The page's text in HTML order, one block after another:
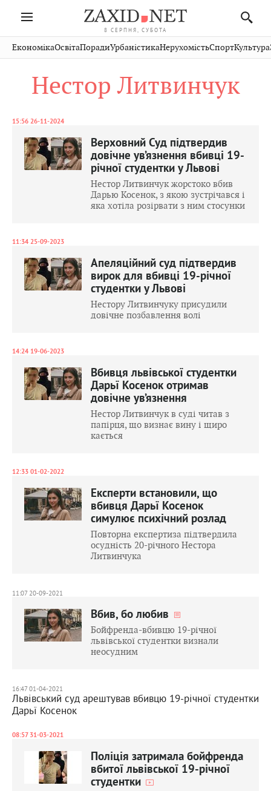
8 СЕРПНЯ, СУБОТА
Івано-
Франківськ
Волинь
Рівне
Чернівці
Стрий
Хмельницький
Публікації
Авто СловкоКультура
Кіно Дім СпортКраєзнавство
ЕкономікаОсвітаПорадиУрбаністикаНерухомістьСпортКультура
Нестор Литвинчук
15:56 26-11-2024
Верховний Суд підтвердив
довічне ув’язнення вбивці 19-
річної студентки у Львові
Нестор Литвинчук жорстоко вбив
Дарью Косенок, з якою зустрічався і
яка хотіла розірвати з ним стосунки
11:34 25-09-2023
Апеляційний суд підтвердив
вирок для вбивці 19-річної
студентки у Львові
Нестору Литвинчуку присудили
довічне позбавлення волі
14:24 19-06-2023
Вбивця львівської студентки
Дарьї Косенок отримав
довічне ув’язнення
Нестор Литвинчук в суді читав з
папірця, що визнає вину і щиро
кається
12:33 01-02-2022
Експерти встановили, що
вбивця Дарьї Косенок
симулює психічний розлад
Повторна експертиза підтвердила
осудність 20-річного Нестора
Литвинчука
11:07 20-09-2021
Вбив, бо любив
Бойфренда-вбивцю 19-річної
львівської студентки визнали
неосудним
16:47 01-04-2021
Львівський суд арештував вбивцю 19-річної студентки
Дарьї Косенок
08:57 31-03-2021
Поліція затримала бойфренда
вбитої львівської 19-річної
студентки